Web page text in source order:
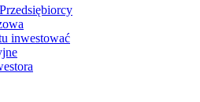
inwestować